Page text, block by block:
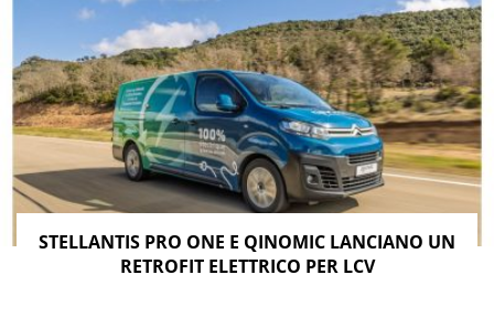
STELLANTIS PRO ONE E QINOMIC LANCIANO UN
RETROFIT ELETTRICO PER LCV